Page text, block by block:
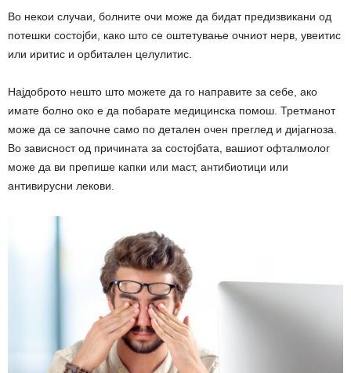
Во некои случаи, болните очи може да бидат предизвикани од
потешки состојби, како што се оштетување очниот нерв, увеитис
или иритис и орбитален целулитис.
Најдоброто нешто што можете да го направите за себе, ако
имате болно око е да побарате медицинска помош. Третманот
може да се започне само по детален очен преглед и дијагноза.
Во зависност од причината за состојбата, вашиот офталмолог
може да ви препише капки или маст, антибиотици или
антивирусни лекови.